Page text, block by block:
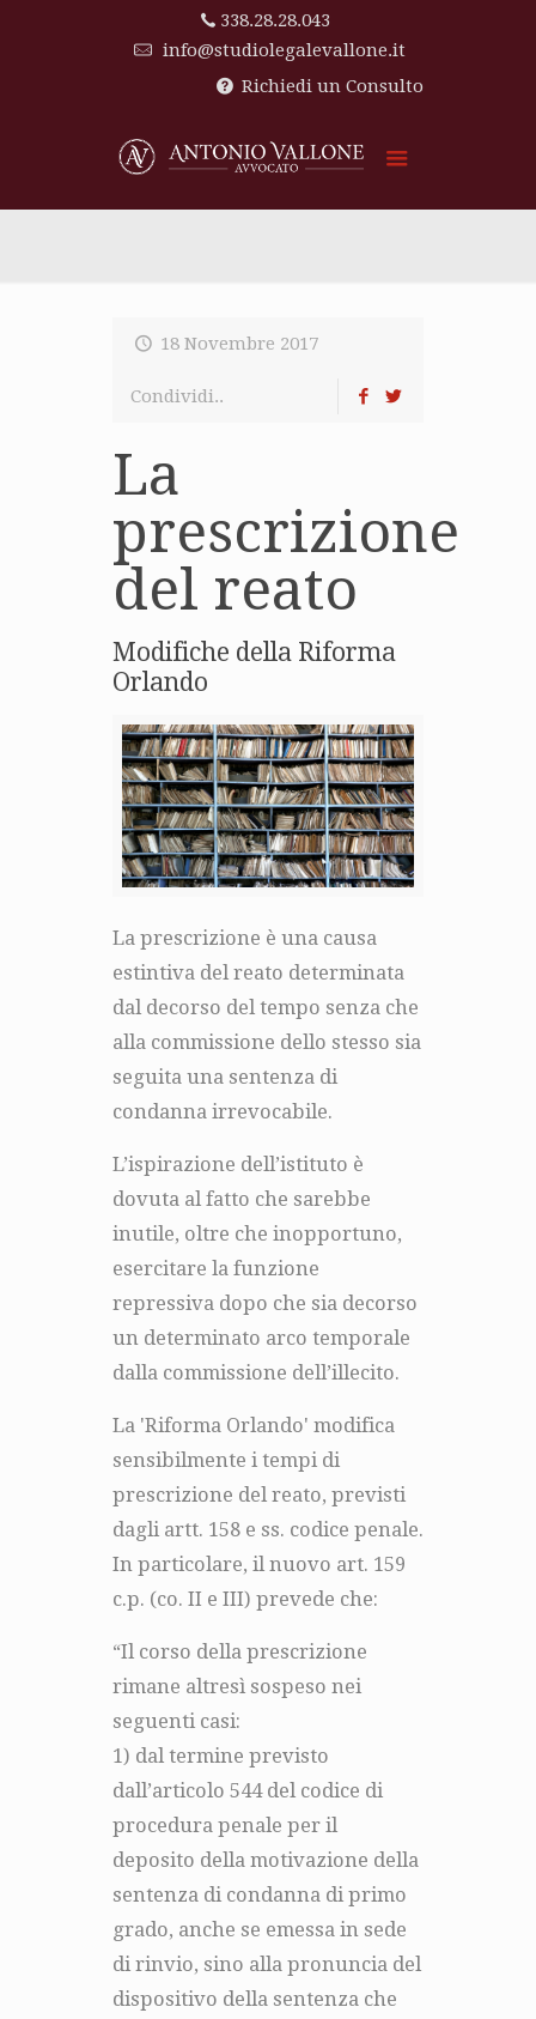
338.28.28.043
info@studiolegalevallone.it
Richiedi un Consulto
18 Novembre 2017
Condividi..
La
prescrizione
del reato
Modifiche della Riforma
Orlando
La prescrizione è una causa
estintiva del reato determinata
dal decorso del tempo senza che
alla commissione dello stesso sia
seguita una sentenza di
condanna irrevocabile.
L’ispirazione dell’istituto è
dovuta al fatto che sarebbe
inutile, oltre che inopportuno,
esercitare la funzione
repressiva dopo che sia decorso
un determinato arco temporale
dalla commissione dell’illecito.
La 'Riforma Orlando' modifica
sensibilmente i tempi di
prescrizione del reato, previsti
dagli artt. 158 e ss. codice penale.
In particolare, il nuovo art. 159
c.p. (co. II e III) prevede che:
“Il corso della prescrizione
rimane altresì sospeso nei
seguenti casi:
1) dal termine previsto
dall’articolo 544 del codice di
procedura penale per il
deposito della motivazione della
sentenza di condanna di primo
grado, anche se emessa in sede
di rinvio, sino alla pronuncia del
dispositivo della sentenza che